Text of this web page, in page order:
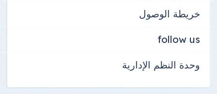
خريطة الوصول
follow us
وحدة النظم الإدارية